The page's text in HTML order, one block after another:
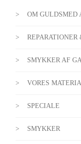
OM GULDSMED
SMYKKER AF
VORES
SPECIALE
SMYKKER